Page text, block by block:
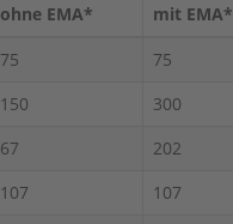
ohne EMA*
mit EMA*
75 75
150 300
67 202
107 107